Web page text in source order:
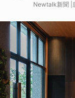
Newtalk新聞 |